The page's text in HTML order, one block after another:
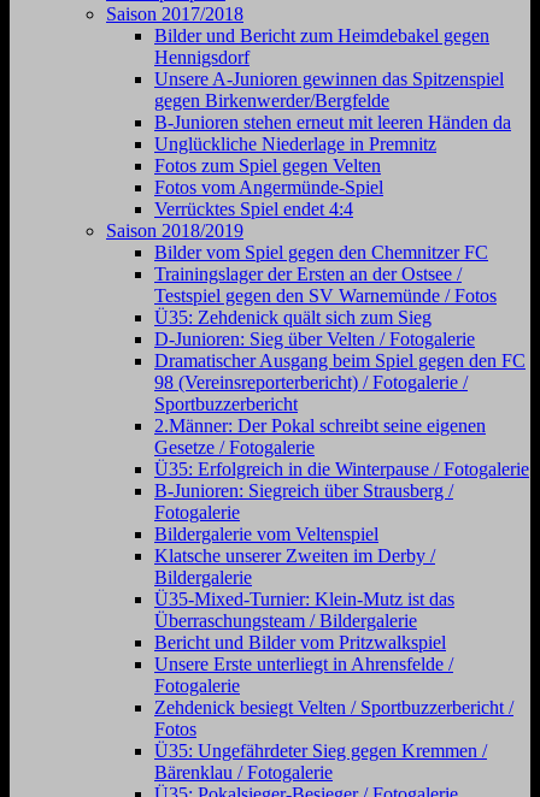
Saison 2017/2018
Bilder und Bericht zum Heimdebakel gegen
Hennigsdorf
Unsere A-Junioren gewinnen das Spitzenspiel
gegen Birkenwerder/Bergfelde
B-Junioren stehen erneut mit leeren Händen da
Unglückliche Niederlage in Premnitz
Fotos zum Spiel gegen Velten
Fotos vom Angermünde-Spiel
Verrücktes Spiel endet 4:4
Saison 2018/2019
Bilder vom Spiel gegen den Chemnitzer FC
Trainingslager der Ersten an der Ostsee /
Testspiel gegen den SV Warnemünde / Fotos
Ü35: Zehdenick quält sich zum Sieg
D-Junioren: Sieg über Velten / Fotogalerie
Dramatischer Ausgang beim Spiel gegen den FC
98 (Vereinsreporterbericht) / Fotogalerie /
Sportbuzzerbericht
2.Männer: Der Pokal schreibt seine eigenen
Gesetze / Fotogalerie
Ü35: Erfolgreich in die Winterpause / Fotogalerie
B-Junioren: Siegreich über Strausberg /
Fotogalerie
Bildergalerie vom Veltenspiel
Klatsche unserer Zweiten im Derby /
Bildergalerie
Ü35-Mixed-Turnier: Klein-Mutz ist das
Überraschungsteam / Bildergalerie
Bericht und Bilder vom Pritzwalkspiel
Unsere Erste unterliegt in Ahrensfelde /
Fotogalerie
Zehdenick besiegt Velten / Sportbuzzerbericht /
Fotos
Ü35: Ungefährdeter Sieg gegen Kremmen /
Bärenklau / Fotogalerie